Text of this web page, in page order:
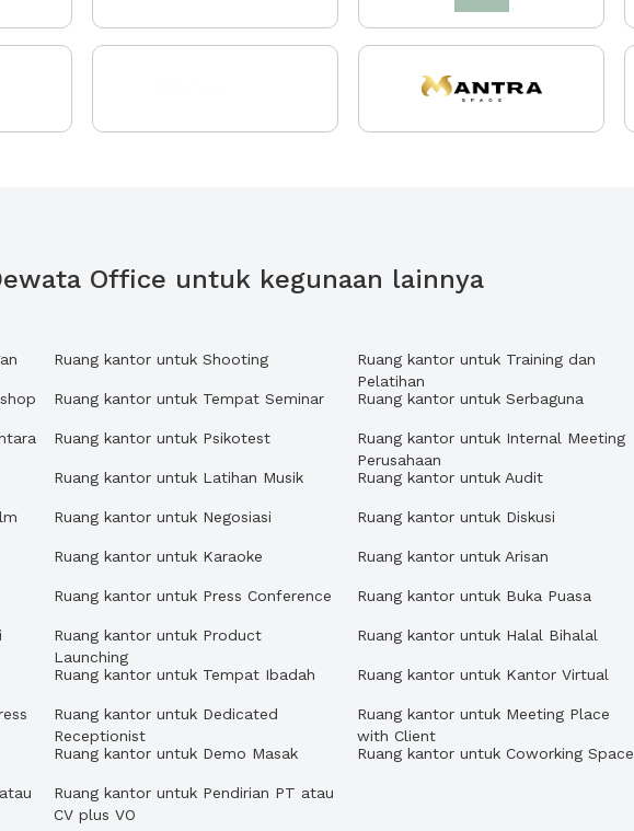
Office untuk kegunaan lainnya
Ruang kantor untuk Shooting
Ruang kantor untuk Training dan
Pelatihan
Ruang kantor untuk Tempat Seminar Ruang kantor untuk Serbaguna
Ruang kantor untuk Psikotest
Ruang kantor untuk Internal Meeting
Perusahaan
Ruang kantor untuk Latihan Musik Ruang kantor untuk Audit
Ruang kantor untuk Negosiasi Ruang kantor untuk Diskusi
Ruang kantor untuk Karaoke Ruang kantor untuk Arisan
Ruang kantor untuk Press Conference Ruang kantor untuk Buka Puasa
Ruang kantor untuk Product
Launching
Ruang kantor untuk Halal Bihalal
Ruang kantor untuk Tempat Ibadah Ruang kantor untuk Kantor Virtual
Ruang kantor untuk Dedicated
Receptionist
Ruang kantor untuk Meeting Place
with Client
Ruang kantor untuk Demo Masak Ruang kantor untuk Coworking Space
Ruang kantor untuk Pendirian PT atau
CV plus VO